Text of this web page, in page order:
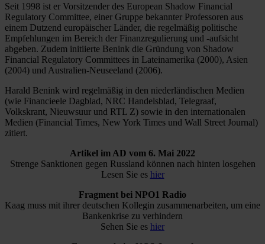
Seit 1998 ist er Vorsitzender des European Shadow Financial
Regulatory Committee, einer Gruppe bekannter Professoren aus
einem Dutzend europäischer Länder, die regelmäßig politische
Empfehlungen im Bereich der Finanzregulierung und -aufsicht
abgeben. Zudem initiierte Benink die Gründung von Shadow
Financial Regulatory Committees in Lateinamerika (2000), Asien
(2004) und Australien-Neuseeland (2006).
Harald Benink wird regelmäßig in den niederländischen Medien
(wie Financieele Dagblad, NRC Handelsblad, Telegraaf,
Volkskrant, Nieuwsuur und RTL Z) sowie in den internationalen
Medien (Financial Times, New York Times und Wall Street Journal)
zitiert.
Artikel im AD vom 6. Mai 2022
Strenge Sanktionen gegen Russland können nach hinten losgehen
Lesen Sie es hier
Fragment bei NPO1 Radio
Kaag muss mit ihrer deutschen Kollegin zusammenarbeiten, um eine
Bankenkrise zu verhindern
Sehen Sie es hier